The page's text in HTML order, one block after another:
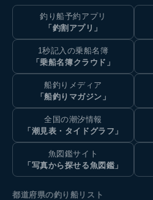
釣り船予約アプリ
「釣割アプリ」
1秒記入の乗船名簿
「乗船名簿クラウド」
船釣りメディア
「船釣りマガジン」
全国の潮汐情報
「潮見表・タイドグラフ」
魚図鑑サイト
「写真から探せる魚図鑑」
都道府県の釣り船リスト